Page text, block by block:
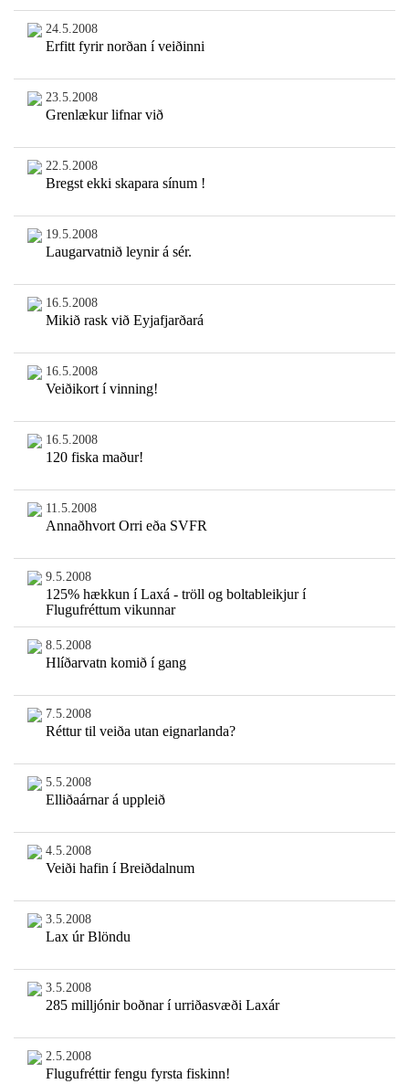
24.5.2008
Erfitt fyrir norðan í veiðinni
23.5.2008
Grenlækur lifnar við
22.5.2008
Bregst ekki skapara sínum !
19.5.2008
Laugarvatnið leynir á sér.
16.5.2008
Mikið rask við Eyjafjarðará
16.5.2008
Veiðikort í vinning!
16.5.2008
120 fiska maður!
11.5.2008
Annaðhvort Orri eða SVFR
9.5.2008
125% hækkun í Laxá - tröll og boltableikjur í
Flugufréttum vikunnar
8.5.2008
Hlíðarvatn komið í gang
7.5.2008
Réttur til veiða utan eignarlanda?
5.5.2008
Elliðaárnar á uppleið
4.5.2008
Veiði hafin í Breiðdalnum
3.5.2008
Lax úr Blöndu
3.5.2008
285 milljónir boðnar í urriðasvæði Laxár
2.5.2008
Flugufréttir fengu fyrsta fiskinn!